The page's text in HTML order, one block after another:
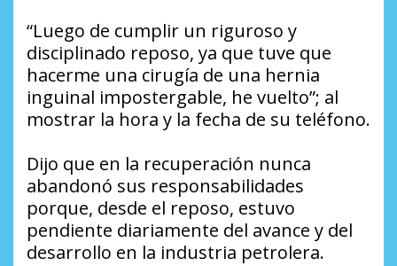
“Luego de cumplir un riguroso y
disciplinado reposo, ya que tuve que
hacerme una cirugía de una hernia
inguinal impostergable, he vuelto”; al
mostrar la hora y la fecha de su teléfono.
Dijo que en la recuperación nunca
abandonó sus responsabilidades
porque, desde el reposo, estuvo
pendiente diariamente del avance y del
desarrollo en la industria petrolera.